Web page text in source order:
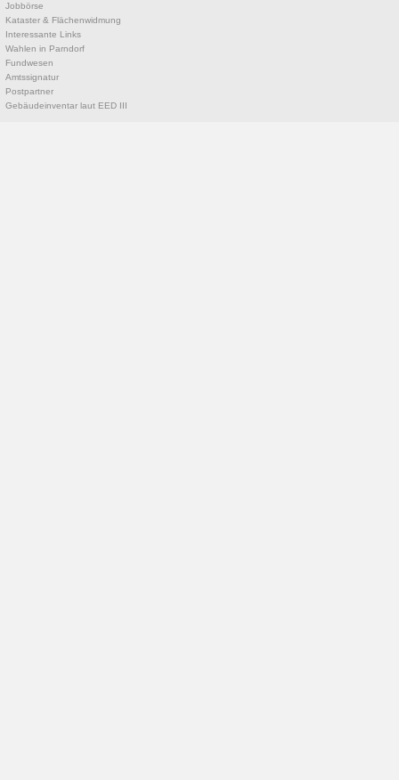
Jobbörse
Kataster & Flächenwidmung
Interessante Links
Wahlen in Parndorf
Fundwesen
Amtssignatur
Postpartner
Gebäudeinventar laut EED III